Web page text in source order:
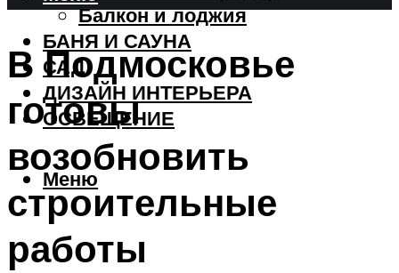
Балкон и лоджия
БАНЯ И САУНА
САД
ДИЗАЙН ИНТЕРЬЕРА
ОСВЕЩЕНИЕ
Меню
В Подмосковье
готовы
возобновить
строительные
работы